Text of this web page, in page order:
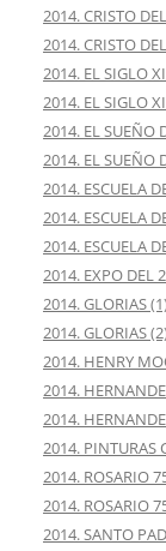
2014. CRISTO
2014. CRISTO
2014. EL SIGLO
2014. EL SIGLO
2014. EL SUEÑO
2014. EL SUEÑO
2014. ESCUELA
2014. ESCUELA
2014. ESCUELA
2014. EXPO DEL
2014. GLORIAS
2014. GLORIAS
2014. HENRY
2014.
2014.
2014. PINTURAS
2014. ROSARIO
2014. ROSARIO
2014. SANTO